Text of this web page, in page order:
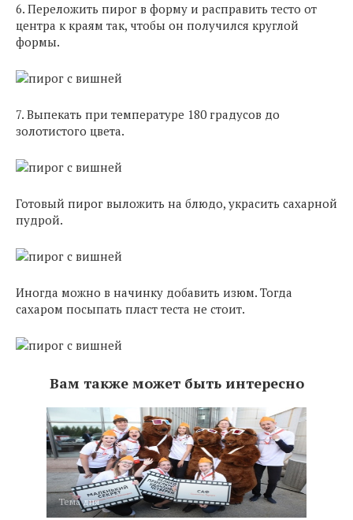
6. Переложить пирог в форму и расправить тесто от
центра к краям так, чтобы он получился круглой
формы.
7. Выпекать при температуре 180 градусов до
золотистого цвета.
Готовый пирог выложить на блюдо, украсить сахарной
пудрой.
Иногда можно в начинку добавить изюм. Тогда
сахаром посыпать пласт теста не стоит.
Вам также может быть интересно
Тема дня